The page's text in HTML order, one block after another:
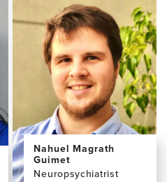
for
Dani
Macri
Nahuel Magrath
Guimet
Neuropsychiatrist